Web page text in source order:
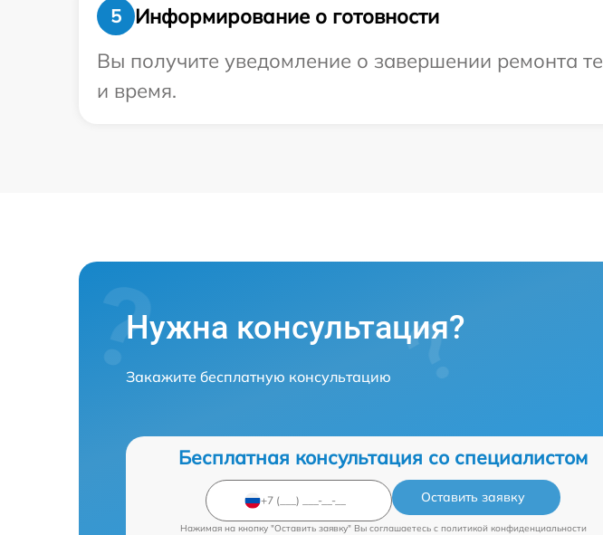
5
Информирование о готовности
Вы получите уведомление о завершении ремонта
и время.
Нужна консультация?
Закажите бесплатную консультацию
Бесплатная консультация со специалистом
Оставить заявку
Нажимая на кнопку "Оставить заявку" Вы соглашаетесь c политикой конфиденциальности